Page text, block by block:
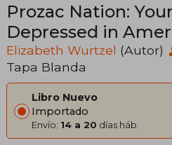
Prozac Nation:
Depressed in
Elizabeth Wurtzel (Autor)
Tapa Blanda
Libro Nuevo
Importado
Envío: 14 a 20 días háb.